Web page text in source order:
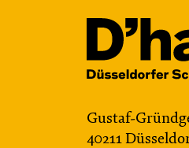
Gustaf-
40211